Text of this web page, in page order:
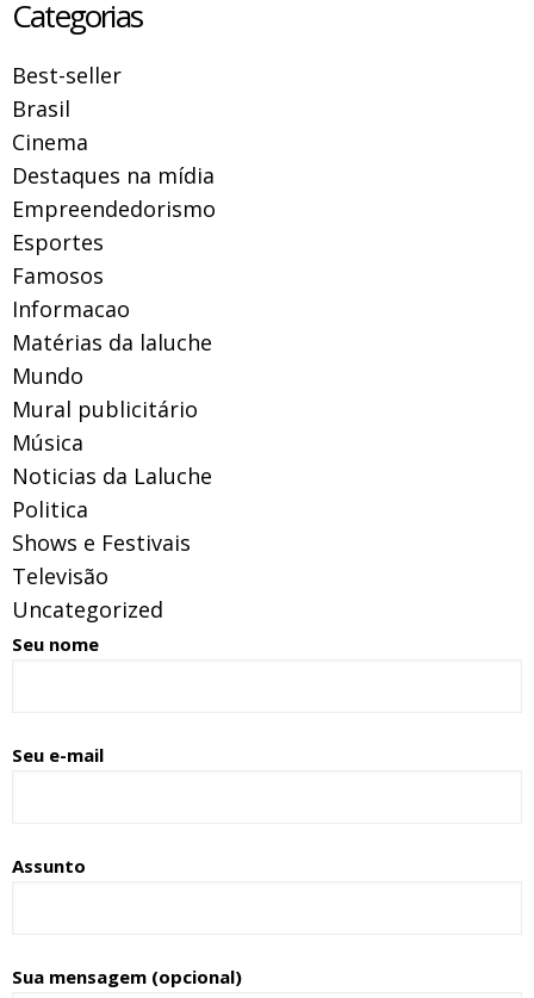
Categorias
Best-seller
Brasil
Cinema
Destaques na mídia
Empreendedorismo
Esportes
Famosos
Informacao
Matérias da laluche
Mundo
Mural publicitário
Música
Noticias da Laluche
Politica
Shows e Festivais
Televisão
Uncategorized
Seu nome
Seu e-mail
Assunto
Sua mensagem (opcional)